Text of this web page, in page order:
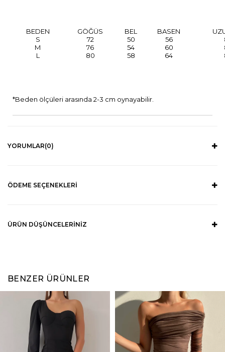
BEDEN GÖĞÜS BEL BASEN
S
72 50 56
M
76 54 60
L
80 58 64
*Beden ölçüleri arasında 2-3 cm oynayabilir.
YORUMLAR(0)
ÖDEME SEÇENEKLERI
ÜRÜN DÜŞÜNCELERINIZ
BENZER ÜRÜNLER